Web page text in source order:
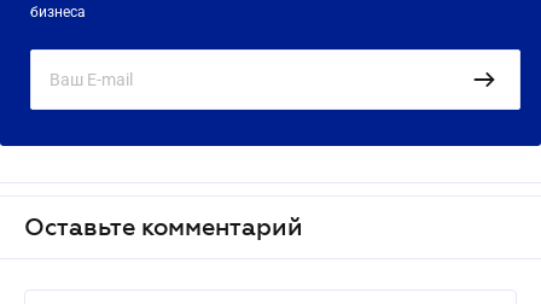
бизнеса
Оставьте комментарий